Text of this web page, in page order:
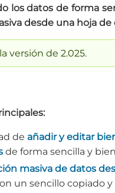
los datos de forma
desde una hoja de
versión de 2.025.
de añadir y editar
de forma sencilla y
masiva de datos
un sencillo copiado y